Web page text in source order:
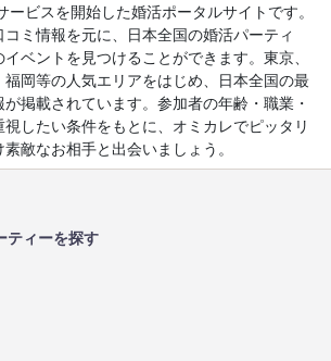
ービスを開始した婚活ポータルサイトです。
ミ情報を元に、日本全国の婚活パーティ
ベントを見つけることができます。東京、
岡等の人気エリアをはじめ、日本全国の最
掲載されています。参加者の年齢・職業・
したい条件をもとに、オミカレでピッタリ
敵なお相手と出会いましょう。
ティーを探す